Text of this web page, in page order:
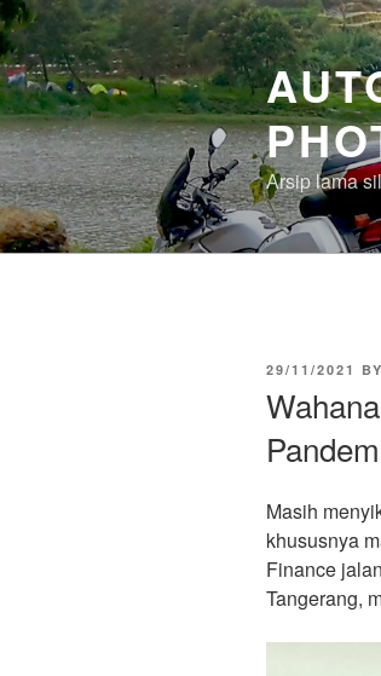
Skip
to
content
Arsip lama
POSTED
29/11/2021 BY
Masih
khususnya
Finance
Tangerang,